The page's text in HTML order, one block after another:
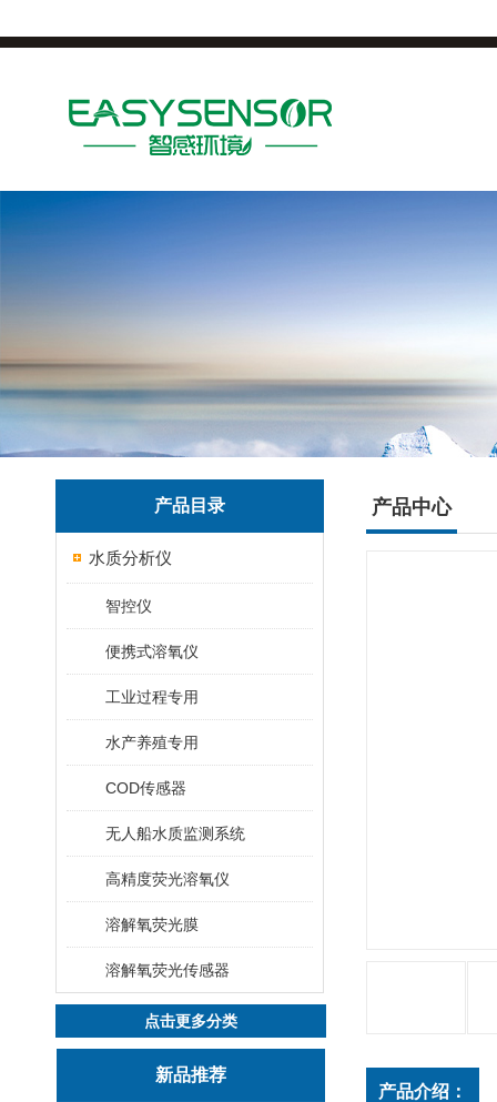
产品目录
水质分析仪
智控仪
便携式溶氧仪
工业过程专用
水产养殖专用
COD传感器
无人船水质监测系统
高精度荧光溶氧仪
溶解氧荧光膜
溶解氧荧光传感器
点击更多分类
新品推荐
产品中心
产品介绍：